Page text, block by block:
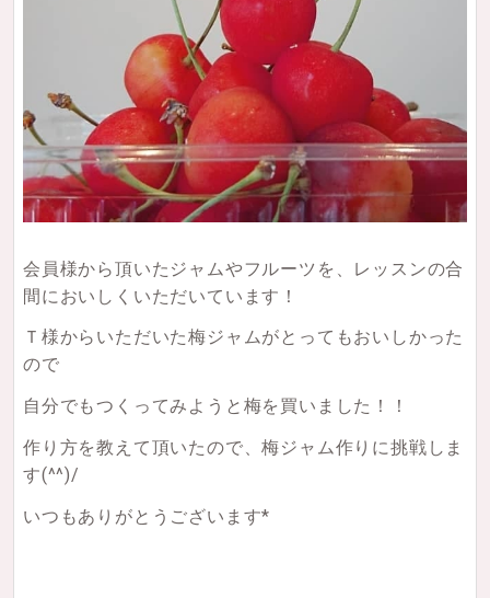
会員様から頂いたジャムやフルーツを、レッスンの合
間においしくいただいています！
Ｔ様からいただいた梅ジャムがとってもおいしかった
ので
自分でもつくってみようと梅を買いました！！
作り方を教えて頂いたので、梅ジャム作りに挑戦しま
す(^^)/
いつもありがとうございます*